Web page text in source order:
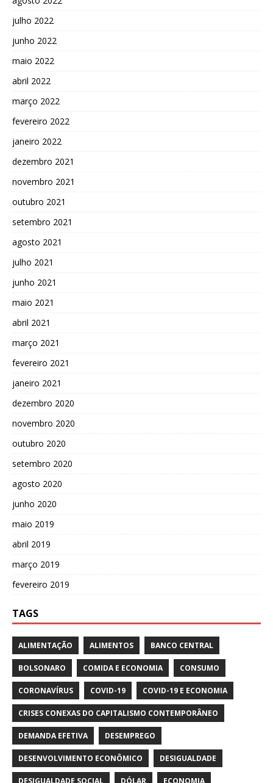
julho 2022
junho 2022
maio 2022
abril 2022
março 2022
fevereiro 2022
janeiro 2022
dezembro 2021
novembro 2021
outubro 2021
setembro 2021
agosto 2021
julho 2021
junho 2021
maio 2021
abril 2021
março 2021
fevereiro 2021
janeiro 2021
dezembro 2020
novembro 2020
outubro 2020
setembro 2020
agosto 2020
junho 2020
maio 2019
abril 2019
março 2019
fevereiro 2019
TAGS
ALIMENTAÇÃO ALIMENTOS BANCO CENTRAL
BOLSONARO COMIDA E ECONOMIA CONSUMO
CORONAVÍRUS COVID-19 COVID-19 E ECONOMIA
CRISES CONEXAS DO CAPITALISMO CONTEMPORÂNEO
DEMANDA EFETIVA DESEMPREGO
DESENVOLVIMENTO ECONÔMICO DESIGUALDADE
DESIGUALDADE SOCIAL DÓLAR ECONOMIA